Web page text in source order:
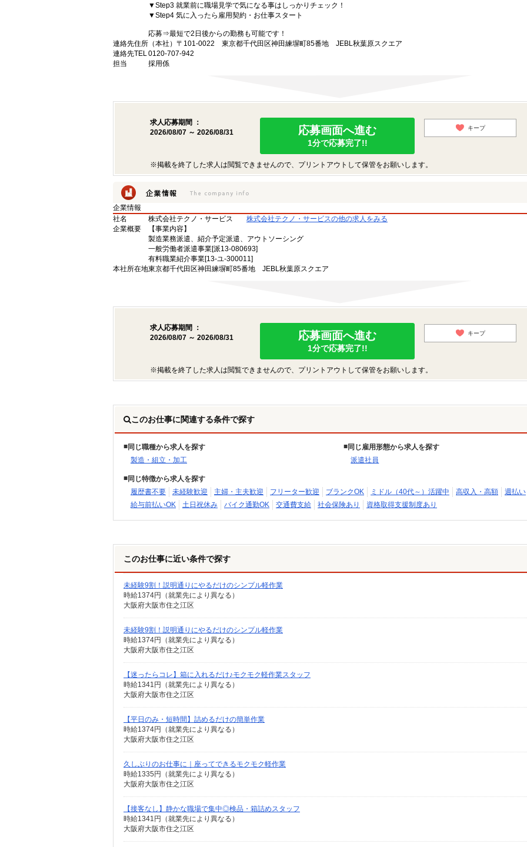
▼Step3 就業前に職場見学で気になる事はしっかりチェック！
▼Step4 気に入ったら雇用契約・お仕事スタート
応募⇒最短で2日後からの勤務も可能です！
連絡先住所 （本社）〒101-0022 東京都千代田区神田練塀町85番地 JEBL秋葉原スクエア
連絡先TEL0120-707-942
担当
採用係
求人応募期間 ：
2026/08/07 ～ 2026/08/31
応募画面へ進む
1分で応募完了!!
キープ
※掲載を終了した求人は閲覧できませんので、プリントアウトして保管をお願いします。
企業情報
社名
株式会社テクノ・サービス
株式会社テクノ・サービスの他の求人をみる
企業概要
【事業内容】
製造業務派遣、紹介予定派遣、アウトソーシング
一般労働者派遣事業[派13-080693]
有料職業紹介事業[13-ユ-300011]
本社所在地東京都千代田区神田練塀町85番地 JEBL秋葉原スクエア
求人応募期間 ：
2026/08/07 ～ 2026/08/31
応募画面へ進む
1分で応募完了!!
キープ
※掲載を終了した求人は閲覧できませんので、プリントアウトして保管をお願いします。
このお仕事に関連する条件で探す
同じ職種から求人を探す
製造・組立・加工
同じ雇用形態から求人を探す
派遣社員
同じ特徴から求人を探す
履歴書不要
未経験歓迎 主婦・主夫歓迎 フリーター歓迎 ブランクOK ミドル（40代～）活躍中 高収入・高額
週払い
給与前払いOK
土日祝休み バイク通勤OK 交通費支給 社会保険あり 資格取得支援制度あり
このお仕事に近い条件で探す
未経験9割！説明通りにやるだけのシンプル軽作業
時給1374円（就業先により異なる）
大阪府大阪市住之江区
未経験9割！説明通りにやるだけのシンプル軽作業
時給1374円（就業先により異なる）
大阪府大阪市住之江区
【迷ったらコレ】箱に入れるだけ♪モクモク軽作業スタッフ
時給1341円（就業先により異なる）
大阪府大阪市住之江区
【平日のみ・短時間】詰めるだけの簡単作業
時給1374円（就業先により異なる）
大阪府大阪市住之江区
久しぶりのお仕事に｜座ってできるモクモク軽作業
時給1335円（就業先により異なる）
大阪府大阪市住之江区
【接客なし】静かな職場で集中◎検品・箱詰めスタッフ
時給1341円（就業先により異なる）
大阪府大阪市住之江区